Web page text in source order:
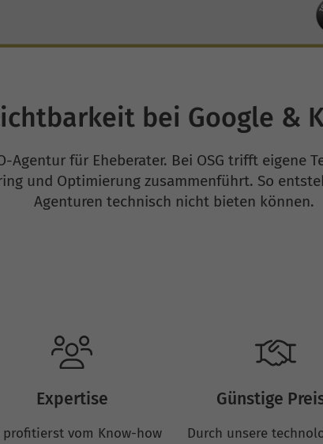
bei Google &
Agentur für Eheberater. Bei OSG trifft eigene
und Optimierung zusammenführt. So
Agenturen technisch nicht bieten können.
Expertise
profitierst vom Know-how
Günstige
Durch unsere